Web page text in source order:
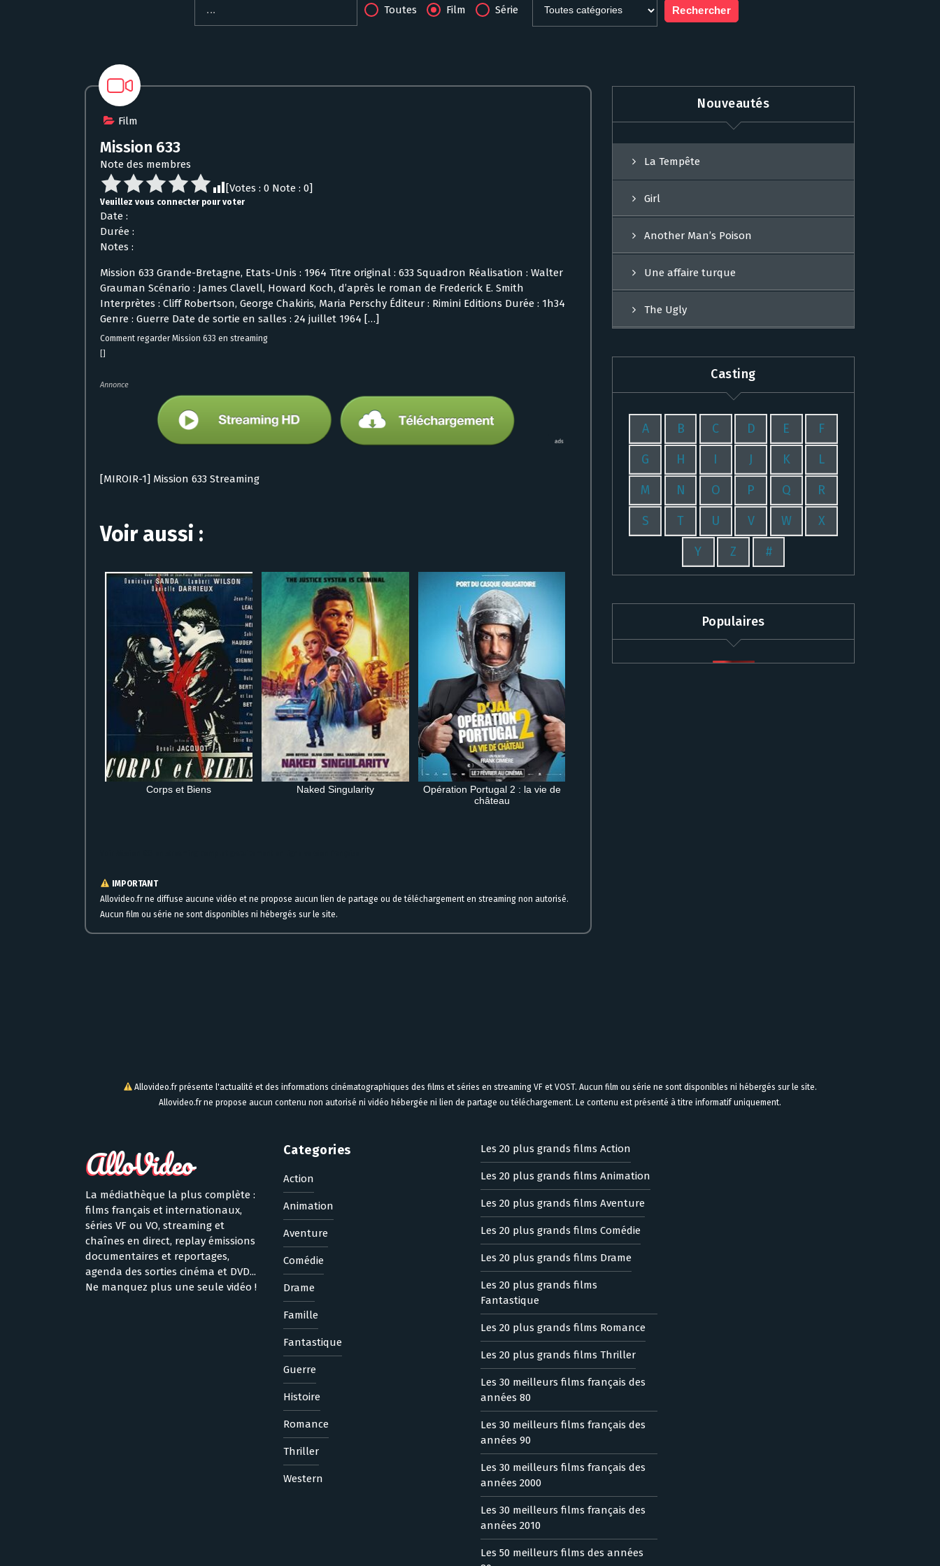
Toutes Film Série
Film
Mission 633
Note des membres
[Votes : 0 Note : 0]
Veuillez vous connecter pour voter
Date :
Durée :
Notes :
Mission 633 Grande-Bretagne, Etats-Unis : 1964 Titre original : 633 Squadron Réalisation : Walter
Grauman Scénario : James Clavell, Howard Koch, d’après le roman de Frederick E. Smith
Interprètes : Cliff Robertson, George Chakiris, Maria Perschy Éditeur : Rimini Editions Durée : 1h34
Genre : Guerre Date de sortie en salles : 24 juillet 1964 […]
Comment regarder Mission 633 en streaming
Annonce
[MIROIR-1] Mission 633 Streaming
Voir aussi :
Corps et Biens Naked Singularity
Opération Portugal 2 : la vie de
château
IMPORTANT
Allovideo.fr ne diffuse aucune vidéo et ne propose aucun lien de partage ou de téléchargement en streaming non autorisé.
Aucun film ou série ne sont disponibles ni hébergés sur le site.
Nouveautés
La Tempête
Girl
Another Man’s Poison
Une affaire turque
The Ugly
Casting
A B C D E F
G H I J K L
M N O P Q R
S T U V W X
Y Z #
Populaires
Allovideo.fr présente l'actualité et des informations cinématographiques des films et séries en streaming VF et VOST. Aucun film ou série ne sont disponibles ni hébergés sur le site.
Allovideo.fr ne propose aucun contenu non autorisé ni vidéo hébergée ni lien de partage ou téléchargement. Le contenu est présenté à titre informatif uniquement.
La médiathèque la plus complète :
films français et internationaux,
séries VF ou VO, streaming et
chaînes en direct, replay émissions
documentaires et reportages,
agenda des sorties cinéma et DVD...
Ne manquez plus une seule vidéo !
Categories
Action
Animation
Aventure
Comédie
Drame
Famille
Fantastique
Guerre
Histoire
Romance
Thriller
Western
Les 20 plus grands films Action
Les 20 plus grands films Animation
Les 20 plus grands films Aventure
Les 20 plus grands films Comédie
Les 20 plus grands films Drame
Les 20 plus grands films
Fantastique
Les 20 plus grands films Romance
Les 20 plus grands films Thriller
Les 30 meilleurs films français des
années 80
Les 30 meilleurs films français des
années 90
Les 30 meilleurs films français des
années 2000
Les 30 meilleurs films français des
années 2010
Les 50 meilleurs films des années